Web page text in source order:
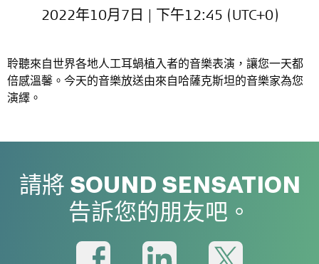
2022年10月7日 | 下午12:45 (UTC+0)
聆聽來自世界各地人工耳蝸植入者的音樂表演，讓您一天都
倍感溫馨。今天的音樂放送由來自哈薩克斯坦的音樂家為您
演繹。
請將 SOUND SENSATION
告訴您的朋友吧。